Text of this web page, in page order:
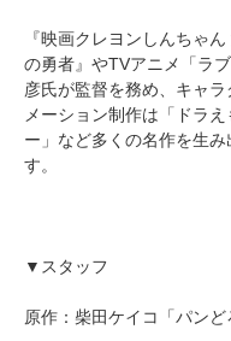
『映画クレヨンしんちゃ
の勇者』やTVアニメ「ラ
彦氏が監督を務め、キャ
メーション制作は「ドラ
ー」など多くの名作を生
す。
▼スタッフ
原作：柴田ケイコ「パンど